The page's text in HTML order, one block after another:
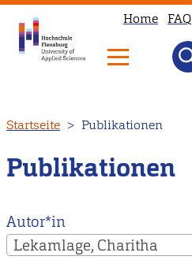
zum
Inhalt
Home FAQ
Startseite Publikationen
Publikationen
Autor*in
Lekamlage, Charitha